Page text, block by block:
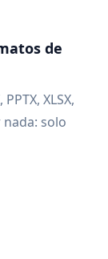
de
XLSX,
nada: solo